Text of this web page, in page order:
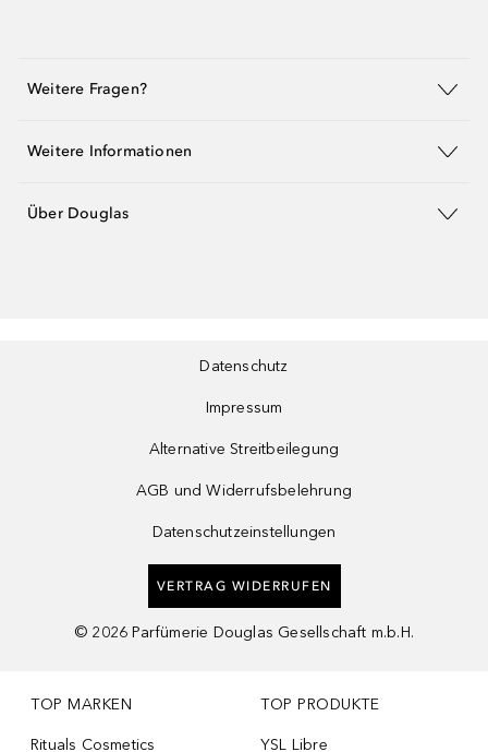
Weitere Fragen?
Weitere Informationen
Über Douglas
Datenschutz
Impressum
Alternative Streitbeilegung
AGB und Widerrufsbelehrung
Datenschutzeinstellungen
VERTRAG WIDERRUFEN
© 2026 Parfümerie Douglas Gesellschaft m.b.H.
TOP MARKEN
Rituals Cosmetics
TOP PRODUKTE
YSL Libre